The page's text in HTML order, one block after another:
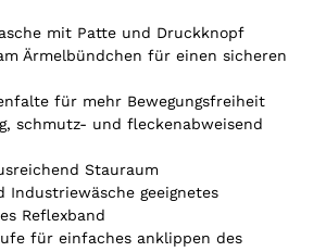
mit Patte und Druckknopf
Ärmelbündchen für einen sicheren
für mehr Bewegungsfreiheit
schmutz- und fleckenabweisend
Stauraum
Industriewäsche geeignetes
Reflexband
für einfaches anklippen des